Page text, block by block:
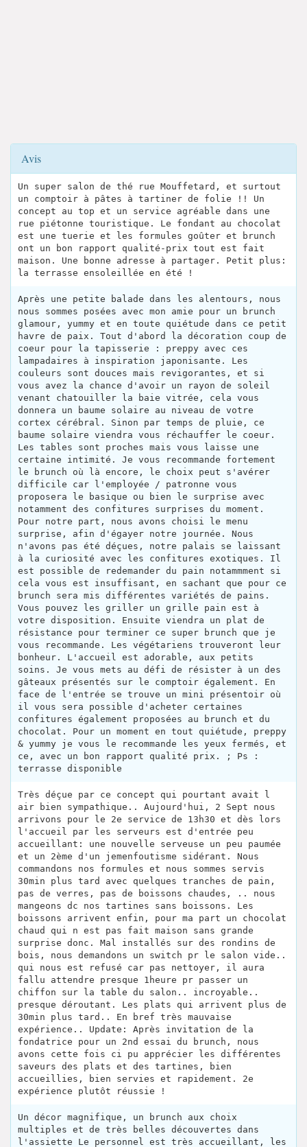
Avis
Un super salon de thé rue Mouffetard, et surtout
un comptoir à pâtes à tartiner de folie !! Un
concept au top et un service agréable dans une
rue piétonne touristique. Le fondant au chocolat
est une tuerie et les formules goûter et brunch
ont un bon rapport qualité-prix tout est fait
maison. Une bonne adresse à partager. Petit plus:
la terrasse ensoleillée en été !
Après une petite balade dans les alentours, nous
nous sommes posées avec mon amie pour un brunch
glamour, yummy et en toute quiétude dans ce petit
havre de paix. Tout d'abord la décoration coup de
coeur pour la tapisserie : preppy avec ces
lampadaires à inspiration japonisante. Les
couleurs sont douces mais revigorantes, et si
vous avez la chance d'avoir un rayon de soleil
venant chatouiller la baie vitrée, cela vous
donnera un baume solaire au niveau de votre
cortex cérébral. Sinon par temps de pluie, ce
baume solaire viendra vous réchauffer le coeur.
Les tables sont proches mais vous laisse une
certaine intimité. Je vous recommande fortement
le brunch où là encore, le choix peut s'avérer
difficile car l'employée / patronne vous
proposera le basique ou bien le surprise avec
notamment des confitures surprises du moment.
Pour notre part, nous avons choisi le menu
surprise, afin d'égayer notre journée. Nous
n'avons pas été déçues, notre palais se laissant
à la curiosité avec les confitures exotiques. Il
est possible de redemander du pain notammment si
cela vous est insuffisant, en sachant que pour ce
brunch sera mis différentes variétés de pains.
Vous pouvez les griller un grille pain est à
votre disposition. Ensuite viendra un plat de
résistance pour terminer ce super brunch que je
vous recommande. Les végétariens trouveront leur
bonheur. L'accueil est adorable, aux petits
soins. Je vous mets au défi de résister à un des
gâteaux présentés sur le comptoir également. En
face de l'entrée se trouve un mini présentoir où
il vous sera possible d'acheter certaines
confitures également proposées au brunch et du
chocolat. Pour un moment en tout quiétude, preppy
& yummy je vous le recommande les yeux fermés, et
ce, avec un bon rapport qualité prix. ; Ps :
terrasse disponible
Très déçue par ce concept qui pourtant avait l
air bien sympathique.. Aujourd'hui, 2 Sept nous
arrivons pour le 2e service de 13h30 et dès lors
l'accueil par les serveurs est d'entrée peu
accueillant: une nouvelle serveuse un peu paumée
et un 2ème d'un jemenfoutisme sidérant. Nous
commandons nos formules et nous sommes servis
30min plus tard avec quelques tranches de pain,
pas de verres, pas de boissons chaudes, .. nous
mangeons dc nos tartines sans boissons. Les
boissons arrivent enfin, pour ma part un chocolat
chaud qui n est pas fait maison sans grande
surprise donc. Mal installés sur des rondins de
bois, nous demandons un switch pr le salon vide..
qui nous est refusé car pas nettoyer, il aura
fallu attendre presque 1heure pr passer un
chiffon sur la table du salon.. incroyable..
presque déroutant. Les plats qui arrivent plus de
30min plus tard.. En bref très mauvaise
expérience.. Update: Après invitation de la
fondatrice pour un 2nd essai du brunch, nous
avons cette fois ci pu apprécier les différentes
saveurs des plats et des tartines, bien
accueillies, bien servies et rapidement. 2e
expérience plutôt réussie !
Un décor magnifique, un brunch aux choix
multiples et de très belles découvertes dans
l'assiette Le personnel est très accueillant, les